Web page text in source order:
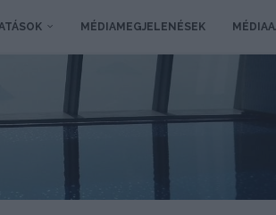
MÉDIAMEGJELENÉSEK